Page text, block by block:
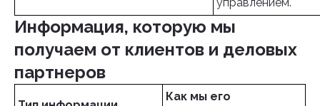
Информация, которую мы
получаем от клиентов и деловых
партнеров
Как мы его